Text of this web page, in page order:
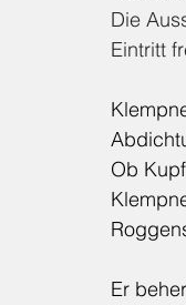
Die
Eintritt
Ob
Er